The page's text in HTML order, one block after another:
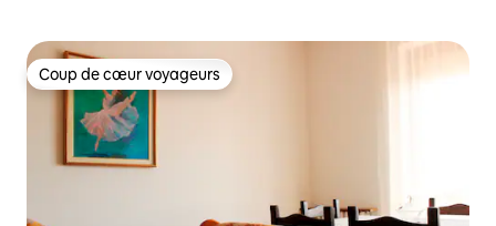
Coup de cœur voyageurs
Coup de cœur voyageurs